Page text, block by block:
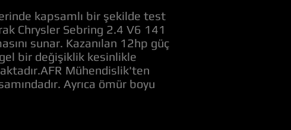
kapsamlı bir şekilde test
Chrysler Sebring 2.4 V6 141
sunar. Kazanılan 12hp güç
bir değişiklik kesinlikle
Mühendislik'ten
Ayrıca ömür boyu